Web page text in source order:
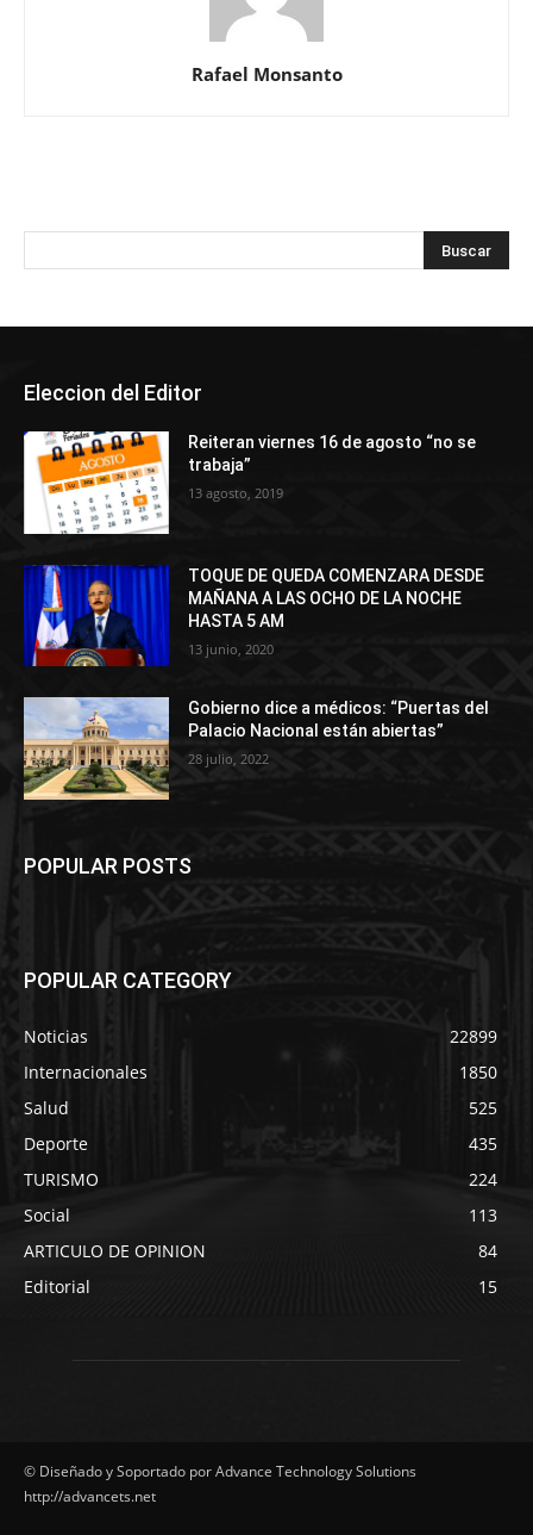
Rafael Monsanto
Eleccion del Editor
Reiteran viernes 16 de agosto “no se
trabaja”
13 agosto, 2019
TOQUE DE QUEDA COMENZARA DESDE
MAÑANA A LAS OCHO DE LA NOCHE
HASTA 5 AM
13 junio, 2020
Gobierno dice a médicos: “Puertas del
Palacio Nacional están abiertas”
28 julio, 2022
POPULAR POSTS
POPULAR CATEGORY
Noticias
22899
Internacionales
1850
Salud
525
Deporte
435
TURISMO
224
Social
113
ARTICULO DE OPINION
84
Editorial
15
© Diseñado y Soportado por Advance Technology Solutions
http://advancets.net